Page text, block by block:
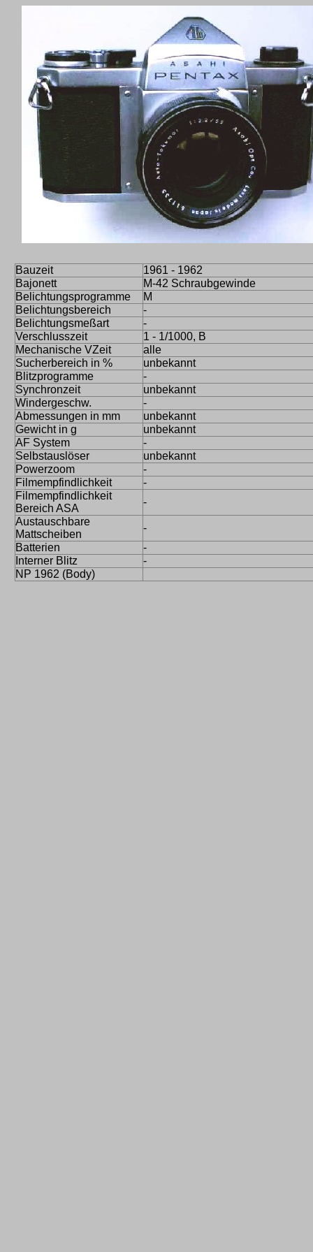
Bauzeit
1961 - 1962
Bajonett
M-42 Schraubgewinde
Belichtungsprogramme
M
Belichtungsbereich
-
Belichtungsmeßart
-
Verschlusszeit
1 - 1/1000, B
Mechanische VZeit
alle
Sucherbereich in %
unbekannt
Blitzprogramme
-
Synchronzeit
unbekannt
Windergeschw.
-
Abmessungen in mm
unbekannt
Gewicht in g
unbekannt
AF System
-
Selbstauslöser
unbekannt
Powerzoom
-
Filmempfindlichkeit
-
Filmempfindlichkeit
Bereich ASA
-
Austauschbare
Mattscheiben
-
Batterien
-
Interner Blitz
-
NP 1962 (Body)